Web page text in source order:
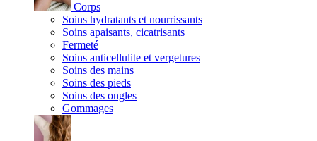
Corps
Soins hydratants et nourrissants
Soins apaisants, cicatrisants
Fermeté
Soins anticellulite et vergetures
Soins des mains
Soins des pieds
Soins des ongles
Gommages